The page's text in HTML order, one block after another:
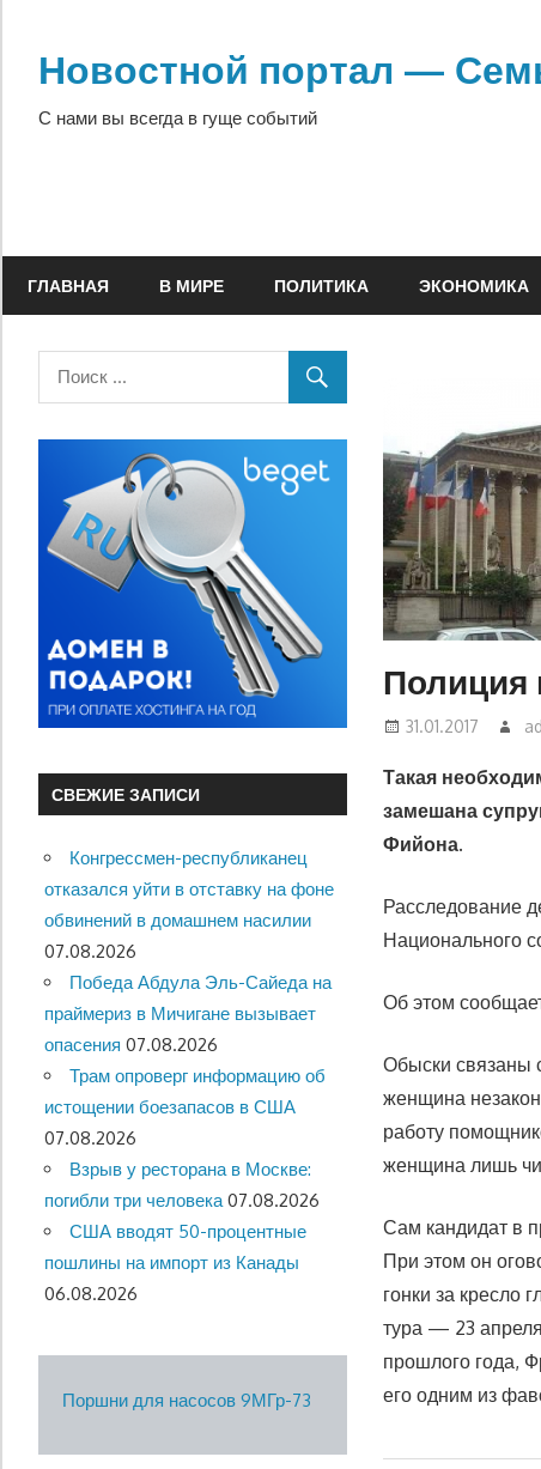
содержимому
Новостной портал —
С нами вы всегда в гуще событий
ГЛАВНАЯ В МИРЕ ПОЛИТИКА ЭКОНОМИКА
Полиция
31.01.2017
Такая
замешана
Фийона.
Расследование
Национального
Об этом
Обыски связаны
женщина
работу
женщина лишь
Сам кандидат в
При этом он
гонки за кресло
тура — 23
прошлого года,
его одним из
СВЕЖИЕ ЗАПИСИ
Конгрессмен-республиканец
отказался уйти в отставку на фоне
обвинений в домашнем насилии
07.08.2026
Победа Абдула Эль-Сайеда на
праймериз в Мичигане вызывает
опасения 07.08.2026
Трам опроверг информацию об
истощении боезапасов в США
07.08.2026
Взрыв у ресторана в Москве:
погибли три человека 07.08.2026
США вводят 50-процентные
пошлины на импорт из Канады
06.08.2026
Поршни для насосов 9МГр-73